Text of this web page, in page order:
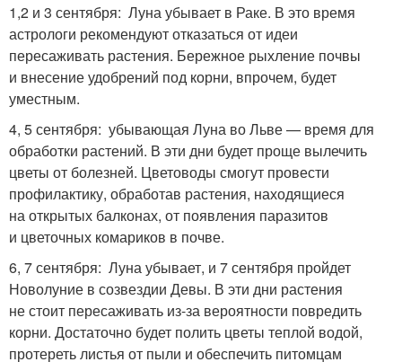
1,2 и 3 сентября: Луна убывает в Раке. В это время
астрологи рекомендуют отказаться от идеи
пересаживать растения. Бережное рыхление почвы
и внесение удобрений под корни, впрочем, будет
уместным.
4, 5 сентября: убывающая Луна во Льве — время для
обработки растений. В эти дни будет проще вылечить
цветы от болезней. Цветоводы смогут провести
профилактику, обработав растения, находящиеся
на открытых балконах, от появления паразитов
и цветочных комариков в почве.
6, 7 сентября: Луна убывает, и 7 сентября пройдет
Новолуние в созвездии Девы. В эти дни растения
не стоит пересаживать из-за вероятности повредить
корни. Достаточно будет полить цветы теплой водой,
протереть листья от пыли и обеспечить питомцам